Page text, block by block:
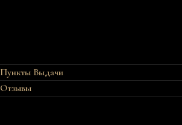
Пункты Выдачи
Отзывы